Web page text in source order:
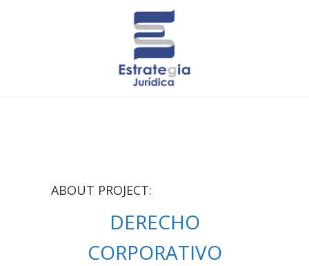
ABOUT PROJECT:
DERECHO
CORPORATIVO